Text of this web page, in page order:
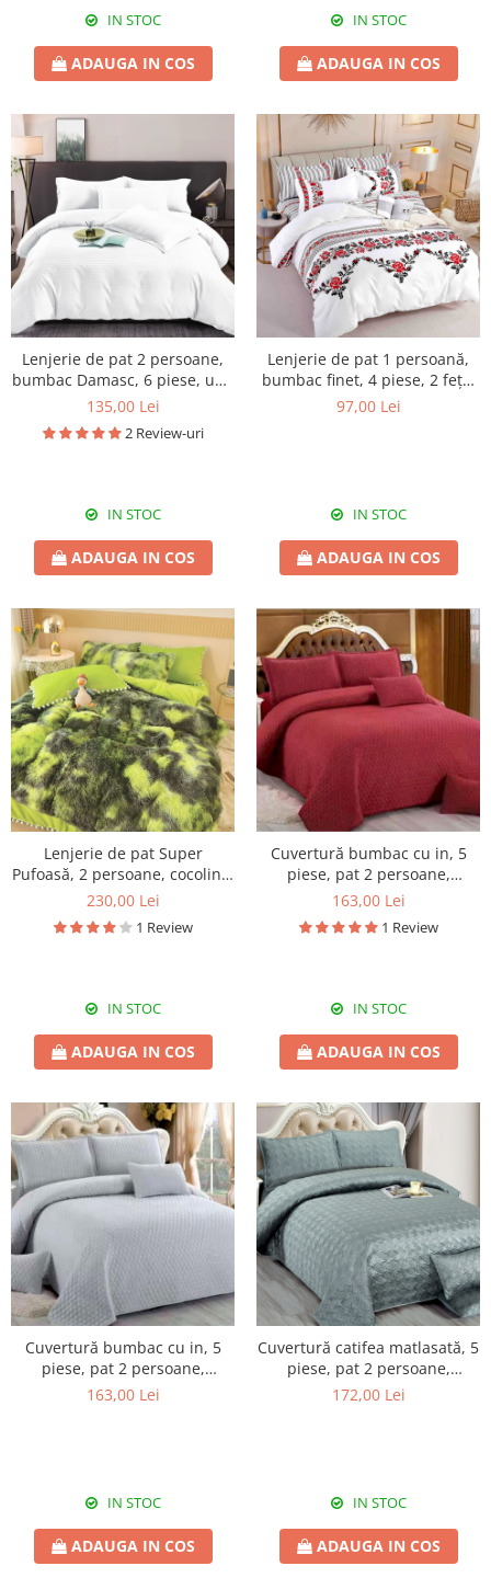
IN STOC
ADAUGA IN COS
IN STOC
ADAUGA IN COS
Lenjerie de pat 2 persoane,
bumbac Damasc, 6 piese, uni,
SSD16
135,00 Lei
2 Review-uri
IN STOC
ADAUGA IN COS
Lenjerie de pat 1 persoană,
bumbac finet, 4 piese, 2 fețe,
1SP59
97,00 Lei
IN STOC
ADAUGA IN COS
Lenjerie de pat Super
Pufoasă, 2 persoane, cocolino,
6 piese, SPF03
230,00 Lei
1 Review
IN STOC
ADAUGA IN COS
Cuvertură bumbac cu in, 5
piese, pat 2 persoane,
220x240 cm, CBI05
163,00 Lei
1 Review
IN STOC
ADAUGA IN COS
Cuvertură bumbac cu in, 5
piese, pat 2 persoane,
220x240 cm, CBI07
163,00 Lei
IN STOC
ADAUGA IN COS
Cuvertură catifea matlasată, 5
piese, pat 2 persoane,
220x240 cm, CC14
172,00 Lei
IN STOC
ADAUGA IN COS